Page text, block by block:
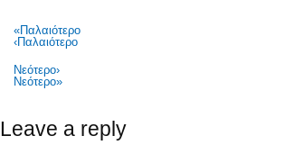
«Παλαιότερο
‹Παλαιότερο
Νεότερο›
Νεότερο»
Leave a reply